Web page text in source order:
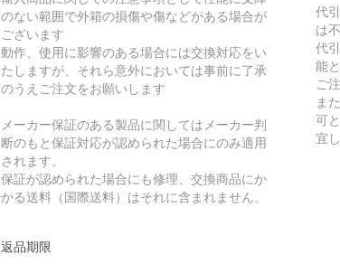
のない範囲で外箱の損傷や傷などがある場合が
ございます
動作、使用に影響のある場合には交換対応をい
たしますが、それら意外においては事前に了承
のうえご注文をお願いします
メーカー保証のある製品に関してはメーカー判
断のもと保証対応が認められた場合にのみ適用
されます。
保証が認められた場合にも修理、交換商品にか
かる送料（国際送料）はそれに含まれません。
返品期限
代
は
代
能
ご
ま
可
宜